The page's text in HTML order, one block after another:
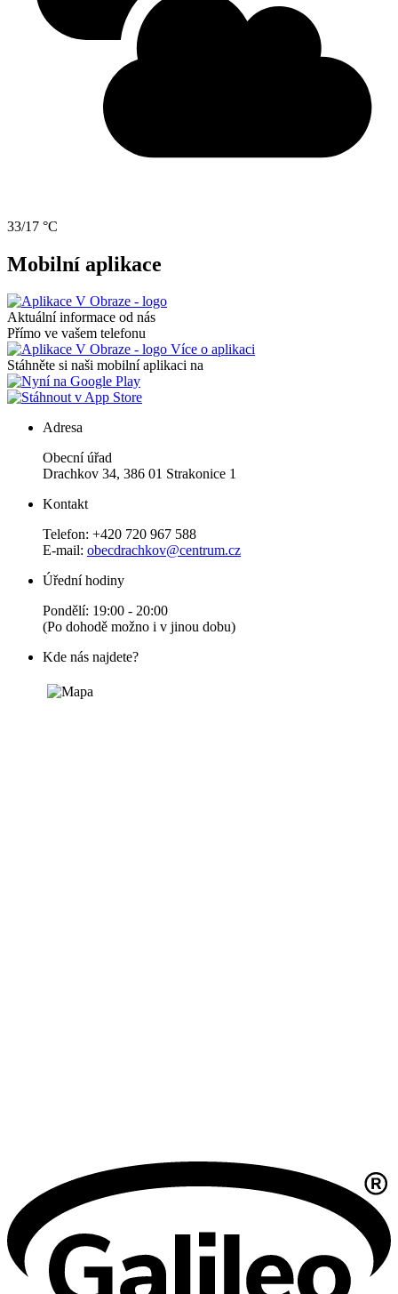
33/17 °C
Mobilní aplikace
Aktuální informace od nás
Přímo ve vašem telefonu
Více o aplikaci
Stáhněte si naši mobilní aplikaci na
Adresa
Obecní úřad
Drachkov 34, 386 01 Strakonice 1
Kontakt
Telefon: +420 720 967 588
E-mail: obecdrachkov@centrum.cz
Úřední hodiny
Pondělí: 19:00 - 20:00
(Po dohodě možno i v jinou dobu)
Kde nás najdete?